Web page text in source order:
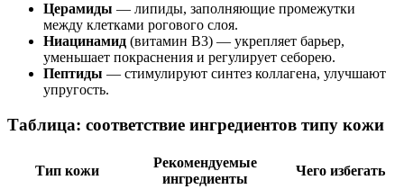
Церамиды — липиды, заполняющие промежутки
между клетками рогового слоя.
Ниацинамид (витамин B3) — укрепляет барьер,
уменьшает покраснения и регулирует себорею.
Пептиды — стимулируют синтез коллагена, улучшают
упругость.
Таблица: соответствие ингредиентов типу кожи
Тип кожи
Рекомендуемые
ингредиенты
Чего избегать